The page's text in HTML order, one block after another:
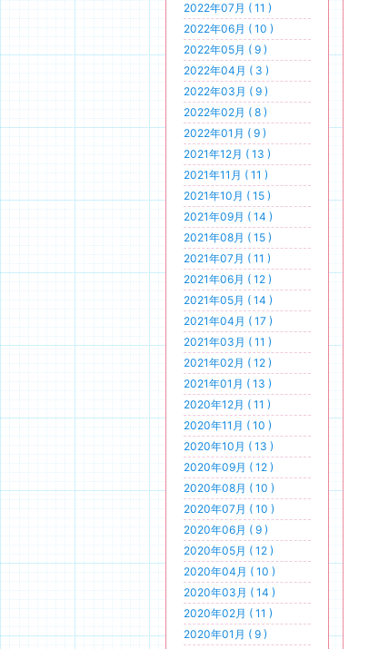
2022年07月 ( 11 )
2022年06月 ( 10 )
2022年05月 ( 9 )
2022年04月 ( 3 )
2022年03月 ( 9 )
2022年02月 ( 8 )
2022年01月 ( 9 )
2021年12月 ( 13 )
2021年11月 ( 11 )
2021年10月 ( 15 )
2021年09月 ( 14 )
2021年08月 ( 15 )
2021年07月 ( 11 )
2021年06月 ( 12 )
2021年05月 ( 14 )
2021年04月 ( 17 )
2021年03月 ( 11 )
2021年02月 ( 12 )
2021年01月 ( 13 )
2020年12月 ( 11 )
2020年11月 ( 10 )
2020年10月 ( 13 )
2020年09月 ( 12 )
2020年08月 ( 10 )
2020年07月 ( 10 )
2020年06月 ( 9 )
2020年05月 ( 12 )
2020年04月 ( 10 )
2020年03月 ( 14 )
2020年02月 ( 11 )
2020年01月 ( 9 )